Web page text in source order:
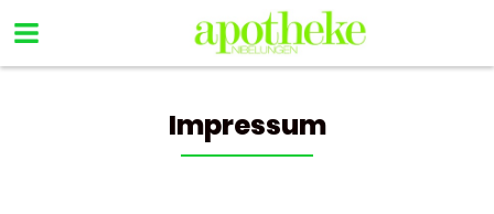
Impressum